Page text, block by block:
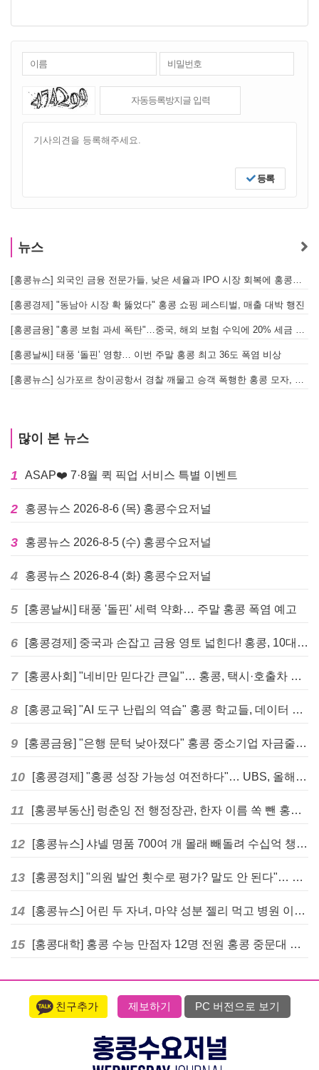
등록
뉴스
[홍콩경제] "동남아 시장 확 뚫었다" 홍콩 쇼핑 페스티벌, 매출 대박 행진
[홍콩날씨] 태풍 ‘돌핀’ 영향… 이번 주말 홍콩 최고 36도 폭염 비상
많이 본 뉴스
1 ASAP❤️ 7·8월 퀵 픽업 서비스 특별 이벤트
2 홍콩뉴스 2026-8-6 (목) 홍콩수요저널
3 홍콩뉴스 2026-8-5 (수) 홍콩수요저널
4 홍콩뉴스 2026-8-4 (화) 홍콩수요저널
5 [홍콩날씨] 태풍 '돌핀' 세력 약화… 주말 홍콩 폭염 예고
6 [홍콩경제] 중국과 손잡고 금융 영토 넓힌다! 홍콩, 10대 신규 정책 발표
7 [홍콩사회] "네비만 믿다간 큰일"… 홍콩, 택시·호출차 통합 시험 도입하며 규제 본격화
8 [홍콩교육] "AI 도구 난립의 역습" 홍콩 학교들, 데이터 고립에 교육 효과 평가 비상
9 [홍콩금융] "은행 문턱 낮아졌다" 홍콩 중소기업 자금줄 숨통 트이나… HKMA "2분기 신용 조건 안정적"
10 [홍콩경제] "홍콩 성장 가능성 여전하다"… UBS, 올해 홍콩 GDP 성장률 전망치 4.5%로 대폭 상향
11 [홍콩부동산] 렁춘잉 전 행정장관, 한자 이름 쏙 뺀 홍콩 고급 아파트 단지들에 쓴소리
12 [홍콩뉴스] 샤넬 명품 700여 개 몰래 빼돌려 수십억 챙긴 직원 4년~7년형 선고
13 [홍콩정치] "의원 발언 횟수로 평가? 말도 안 된다"… 홍콩 입법회 의장의 일침
14 [홍콩뉴스] 어린 두 자녀, 마약 성분 젤리 먹고 병원 이송… 어머니와 친척 체포
15 [홍콩대학] 홍콩 수능 만점자 12명 전원 홍콩 중문대 의대 진학
친구추가 제보하기 PC 버전으로 보기